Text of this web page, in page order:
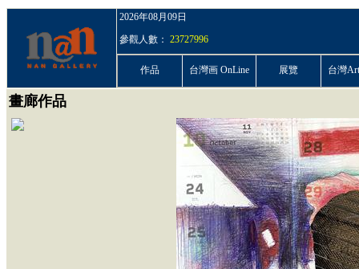
2026年08月09日
參觀人數： 23727996
作品 台灣画 OnLine 展覽 台灣
畫廊作品